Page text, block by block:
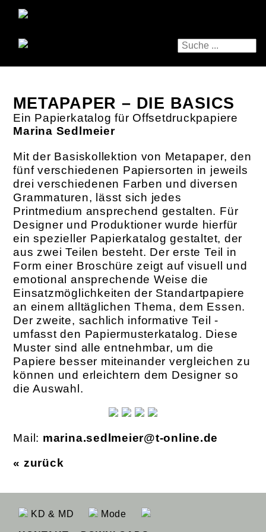
METAPAPER – DIE BASICS
Ein Papierkatalog für Offsetdruckpapiere
Marina Sedlmeier
Mit der Basiskollektion von Metapaper, den
fünf verschiedenen Papiersorten in jeweils
drei verschiedenen Farben und diversen
Grammaturen, lässt sich jedes
Printmedium ansprechend gestalten. Für
Designer und Produktioner wurde hierfür
ein spezieller Papierkatalog gestaltet, der
aus zwei Teilen besteht. Der erste Teil in
Form einer Broschüre zeigt auf visuell und
emotional ansprechende Weise die
Einsatzmöglichkeiten der Standartpapiere
an einem alltäglichen Thema, dem Essen.
Der zweite, sachlich informative Teil ­
umfasst den Papiermusterkatalog. Diese
Muster sind alle entnehmbar, um die
Papiere besser miteinander vergleichen zu
können und erleichtern dem Designer so
die Auswahl.
Mail: marina.sedlmeier@t-online.de
« zurück
KD & MD Mode